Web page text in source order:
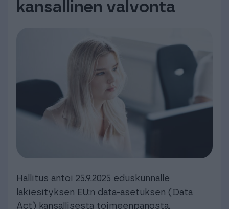
kansallinen valvonta
Hallitus antoi 25.9.2025 eduskunnalle
lakiesityksen EU:n data-asetuksen (Data
Act) kansallisesta toimeenpanosta.